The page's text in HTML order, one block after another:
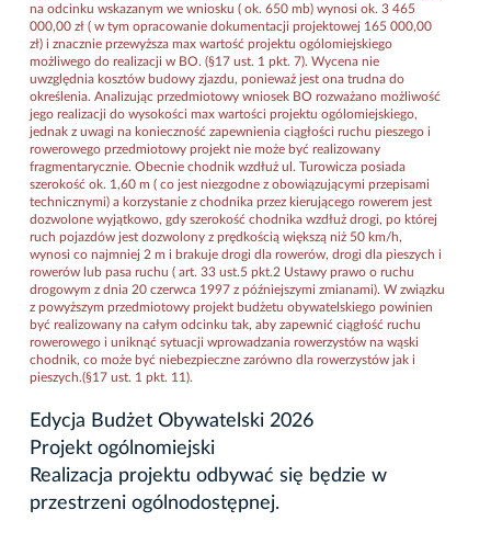
na odcinku wskazanym we wniosku ( ok. 650 mb) wynosi ok. 3 465
000,00 zł ( w tym opracowanie dokumentacji projektowej 165 000,00
zł) i znacznie przewyższa max wartość projektu ogólomiejskiego
możliwego do realizacji w BO. (§17 ust. 1 pkt. 7). Wycena nie
uwzględnia kosztów budowy zjazdu, ponieważ jest ona trudna do
określenia. Analizując przedmiotowy wniosek BO rozważano możliwość
jego realizacji do wysokości max wartości projektu ogólomiejskiego,
jednak z uwagi na konieczność zapewnienia ciągłości ruchu pieszego i
rowerowego przedmiotowy projekt nie może być realizowany
fragmentarycznie. Obecnie chodnik wzdłuż ul. Turowicza posiada
szerokość ok. 1,60 m ( co jest niezgodne z obowiązującymi przepisami
technicznymi) a korzystanie z chodnika przez kierującego rowerem jest
dozwolone wyjątkowo, gdy szerokość chodnika wzdłuż drogi, po której
ruch pojazdów jest dozwolony z prędkością większą niż 50 km/h,
wynosi co najmniej 2 m i brakuje drogi dla rowerów, drogi dla pieszych i
rowerów lub pasa ruchu ( art. 33 ust.5 pkt.2 Ustawy prawo o ruchu
drogowym z dnia 20 czerwca 1997 z późniejszymi zmianami). W związku
z powyższym przedmiotowy projekt budżetu obywatelskiego powinien
być realizowany na całym odcinku tak, aby zapewnić ciągłość ruchu
rowerowego i uniknąć sytuacji wprowadzania rowerzystów na wąski
chodnik, co może być niebezpieczne zarówno dla rowerzystów jak i
pieszych.(§17 ust. 1 pkt. 11).
Edycja Budżet Obywatelski 2026
Projekt ogólnomiejski
Realizacja projektu odbywać się będzie w
przestrzeni ogólnodostępnej.